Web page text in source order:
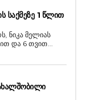
ᲡᲐᲥᲛᲔᲖᲔ 1 ᲬᲚᲘᲗ
ნიკა მელიას
და 6 თვით...